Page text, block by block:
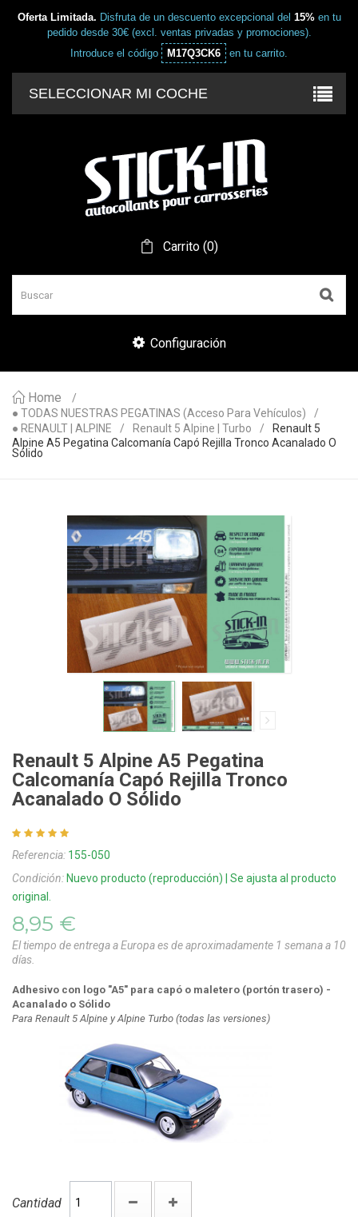
Oferta Limitada. Disfruta de un descuento excepcional del 15%en tu
pedido desde 30€ (excl. ventas privadas y promociones).
Introduce el código
M17Q3CK6 en tu carrito.
SELECCIONAR MI COCHE
Carrito (0)
Configuración
Home
● TODAS NUESTRAS PEGATINAS (acceso Para Vehículos)
● RENAULT | ALPINE
Renault 5 Alpine | Turbo
Renault 5
Alpine A5 Pegatina Calcomanía Capó Rejilla Tronco Acanalado O
Sólido
Renault 5 Alpine A5 Pegatina
Calcomanía Capó Rejilla Tronco
Acanalado O Sólido
Referencia: 155-050
Condición: Nuevo producto (reproducción) | Se ajusta al producto
original.
8,95 €
El tiempo de entrega a Europa es de aproximadamente 1 semana a 10
días.
Adhesivo con logo "A5" para capó o maletero (portón trasero) -
Acanalado o Sólido
Para Renault 5 Alpine y Alpine Turbo (todas las versiones)
Cantidad